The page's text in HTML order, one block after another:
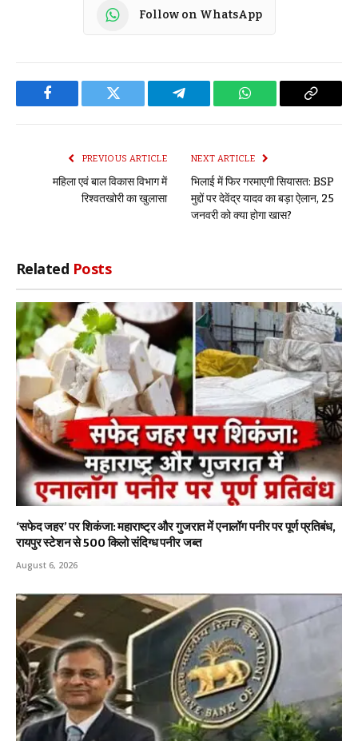
Follow on WhatsApp
Facebook Twitter Telegram WhatsApp Copy
PREVIOUS ARTICLE
महिला एवं बाल विकास विभाग में
रिश्वतखोरी का खुलासा
NEXT ARTICLE
भिलाई में फिर गरमाएगी सियासत: BSP
मुद्दों पर देवेंद्र यादव का बड़ा ऐलान, 25
जनवरी को क्या होगा खास?
Related Posts
‘सफेद जहर’ पर शिकंजा: महाराष्ट्र और गुजरात में एनालॉग पनीर पर पूर्ण प्रतिबंध,
रायपुर स्टेशन से 500 किलो संदिग्ध पनीर जब्त
August 6, 2026